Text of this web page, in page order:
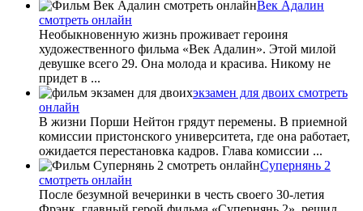
Век Адалин
смотреть онлайн
Необыкновенную жизнь проживает героиня
художественного фильма «Век Адалин». Этой милой
девушке всего 29. Она молода и красива. Никому не
придет в ...
экзамен для двоих смотреть
онлайн
В жизни Порши Нейтон грядут перемены. В приемной
комиссии пристонского университета, где она работает,
ожидается перестановка кадров. Глава комиссии ...
Супернянь 2
смотреть онлайн
После безумной вечеринки в честь своего 30-летия